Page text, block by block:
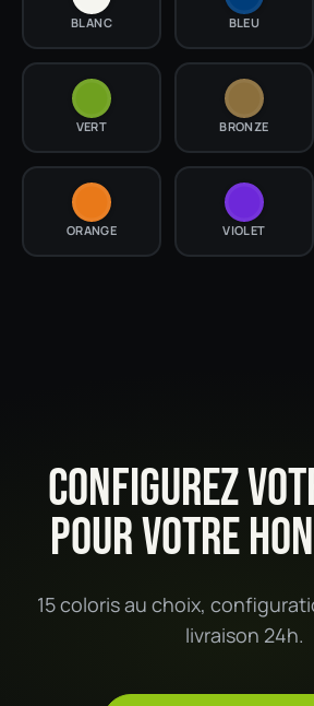
BLANC BLEU
VERT BRONZE
ORANGE VIOLET
CONFIGUREZ
POUR VOTRE
15 coloris au choix,
livraison 24h.